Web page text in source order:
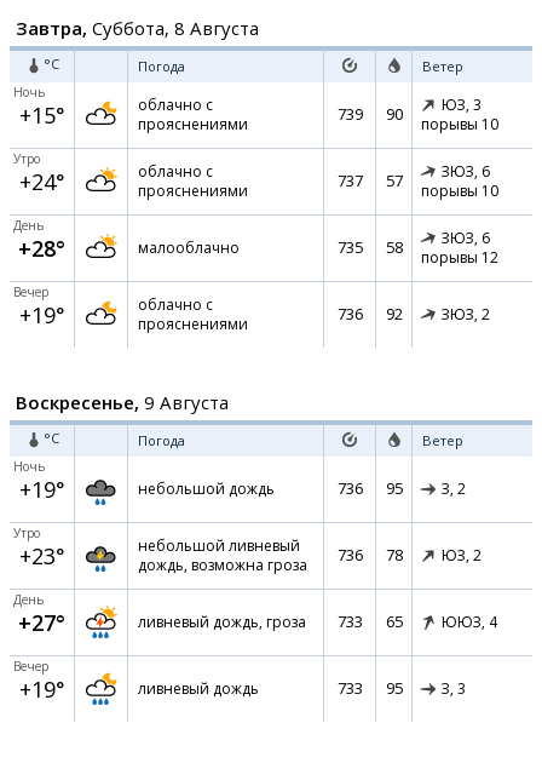
Завтра, Суббота, 8 Августа
°C Погода Ветер
Ночь
+15°
облачно с
прояснениями
739 90 ЮЗ, 3
порывы 10
Утро
+24°
облачно с
прояснениями
737 57 ЗЮЗ, 6
порывы 10
День
+28° малооблачно 735 58 ЗЮЗ, 6
порывы 12
Вечер
+19°
облачно с
прояснениями
736 92 ЗЮЗ, 2
Воскресенье, 9 Августа
°C Погода Ветер
Ночь
+19° небольшой дождь 736 95 З, 2
Утро
+23°
небольшой ливневый
дождь, возможна гроза
736 78 ЮЗ, 2
День
+27° ливневый дождь, гроза 733 65 ЮЮЗ, 4
Вечер
+19° ливневый дождь 733 95 З, 3